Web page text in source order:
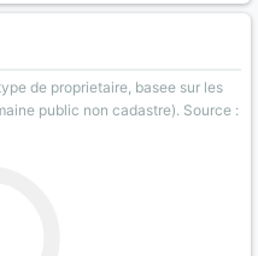
de proprietaire, basee sur les
public non cadastre). Source :